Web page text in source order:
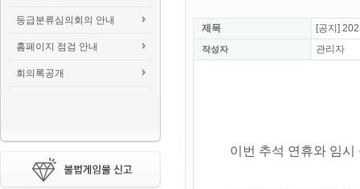
등급분류심의회의 안내
홈페이지 점검 안내
회의록공개
제목 [공지]
작성자 관리자
이번 추석 연휴와 임시